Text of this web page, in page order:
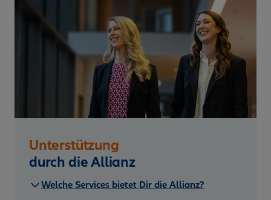
Unterstützung
durch die Allianz
Welche Services bietet Dir die Allianz?